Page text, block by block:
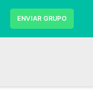
ENVIAR GRUPO